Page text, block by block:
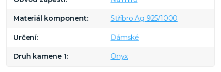
Materiál komponent Stříbro Ag 925/1000
Určení Dámské
Druh kamene 1 Onyx